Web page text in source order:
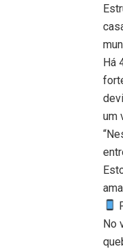
Há
um
No